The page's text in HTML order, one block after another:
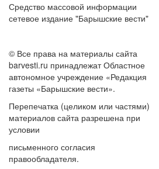
Средство массовой информации
сетевое издание "Барышские вести"
© Все права на материалы сайта
barvesti.ru принадлежат Областное
автономное учреждение «Редакция
газеты «Барышские вести».
Перепечатка (целиком или частями)
материалов сайта разрешена при
условии
письменного согласия
правообладателя.